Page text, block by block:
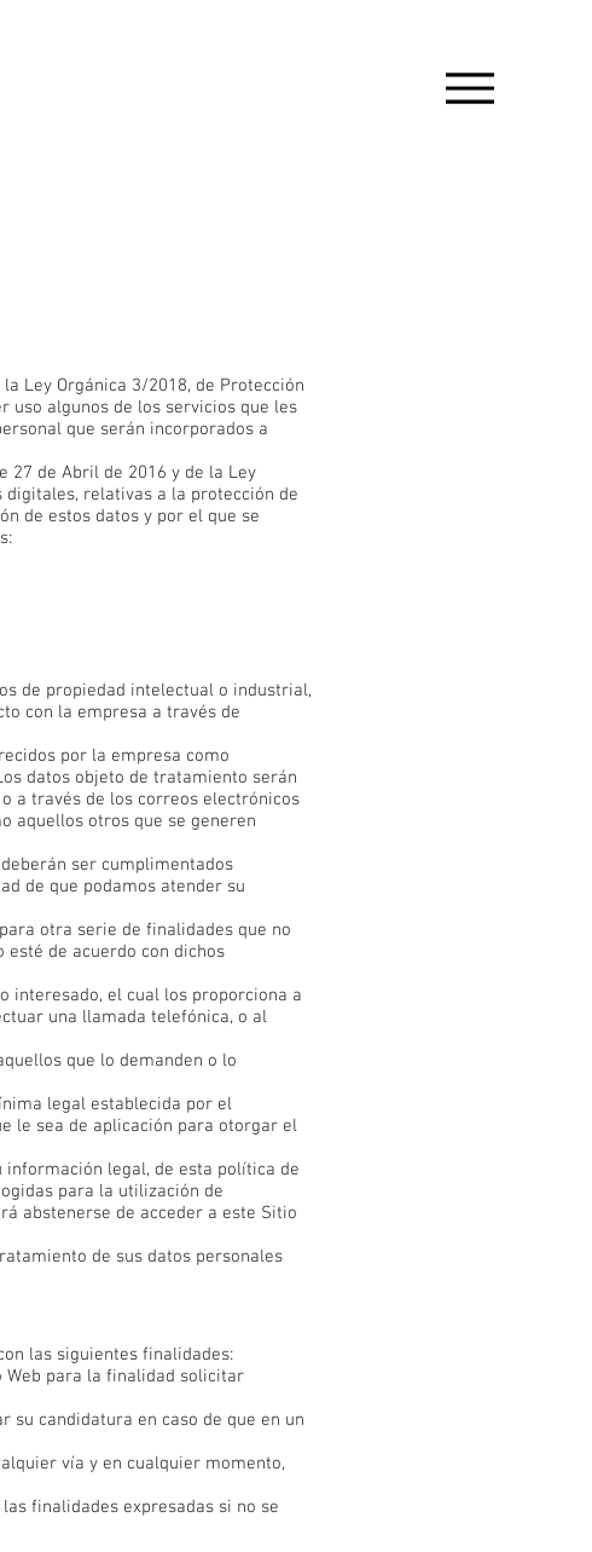
Ley Orgánica 3/2018, de Protección
uso algunos de los servicios que les
que serán incorporados a
27 de Abril de 2016 y de la Ley
digitales, relativas a la protección de
de estos datos y por el que se
de propiedad intelectual o industrial,
con la empresa a través de
por la empresa como
datos objeto de tratamiento serán
a través de los correos electrónicos
aquellos otros que se generen
ser cumplimentados
de que podamos atender su
otra serie de finalidades que no
de acuerdo con dichos
interesado, el cual los proporciona a
una llamada telefónica, o al
que lo demanden o lo
legal establecida por el
le sea de aplicación para otorgar el
información legal, de esta política de
para la utilización de
abstenerse de acceder a este Sitio
de sus datos personales
las siguientes finalidades:
para la finalidad solicitar
su candidatura en caso de que en un
vía y en cualquier momento,
finalidades expresadas si no se